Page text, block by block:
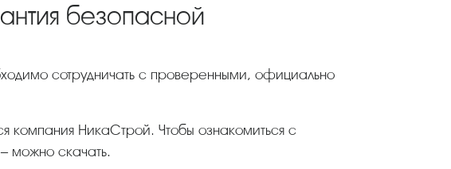
безопасной
компания НикаСтрой. Чтобы ознакомиться с
можно скачать.